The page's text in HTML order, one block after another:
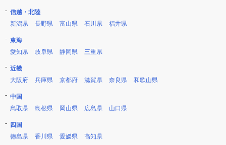
信越・北陸
新潟県
長野県 富山県 石川県 福井県
東海
愛知県
岐阜県 静岡県 三重県
近畿
大阪府
兵庫県 京都府 滋賀県 奈良県 和歌山県
中国
鳥取県
島根県 岡山県 広島県 山口県
四国
徳島県
香川県 愛媛県 高知県